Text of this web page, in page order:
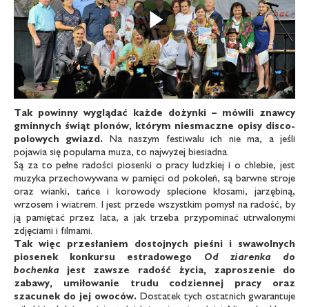
Tak powinny wyglądać każde dożynki – mówili znawcy
gminnych świąt plonów, którym niesmaczne opisy disco-
polowych gwiazd. Na naszym festiwalu ich nie ma, a jeśli
pojawia się popularna muza, to najwyżej biesiadna.
Są za to pełne radości piosenki o pracy ludzkiej i o chlebie, jest
muzyka przechowywana w pamięci od pokoleń, są barwne stroje
oraz wianki, tańce i korowody splecione kłosami, jarzębiną,
wrzosem i wiatrem. I jest przede wszystkim pomysł na radość, by
ją pamiętać przez lata, a jak trzeba przypominać utrwalonymi
zdjęciami i filmami.
Tak więc przesłaniem dostojnych pieśni i swawolnych
piosenek konkursu estradowego Od ziarenka do
bochenka jest zawsze radość życia, zaproszenie do
zabawy, umiłowanie trudu codziennej pracy oraz
szacunek do jej owoców. Dostatek tych ostatnich gwarantuje